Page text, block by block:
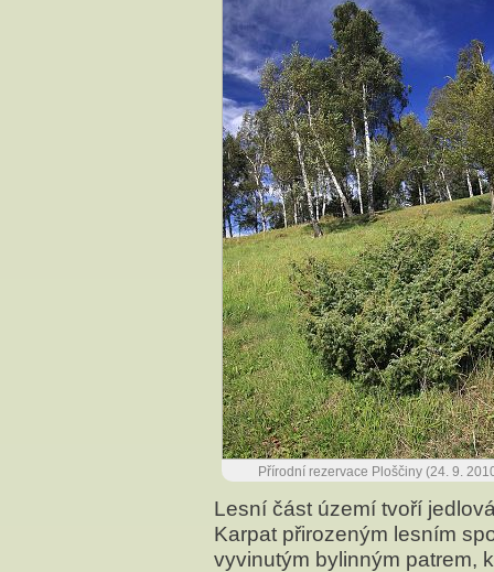
Přírodní rezervace Ploščiny (24. 9.
Lesní část území tvoří
Karpat přirozeným lesním
vyvinutým bylinným patrem,